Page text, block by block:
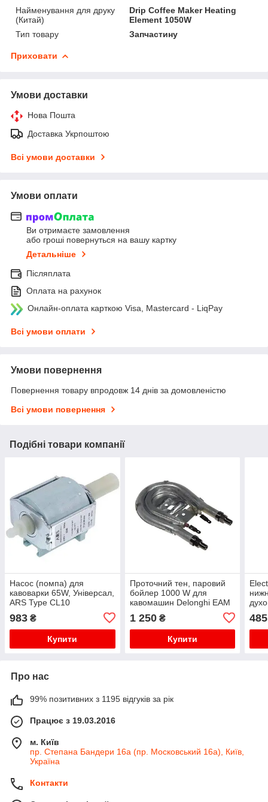
Найменування для друку
(Китай)
Drip Coffee Maker Heating
Element 1050W
Тип товару
Запчастину
Приховати
Умови доставки
Нова Пошта
Доставка Укрпоштою
Всі умови доставки
Умови оплати
Ви отримаєте замовлення
або гроші повернуться на вашу картку
Детальніше
Післяплата
Оплата на рахунок
Онлайн-оплата карткою Visa, Mastercard - LiqPay
Всі умови оплати
Умови повернення
Повернення товару впродовж 14 днів за домовленістю
Всі умови повернення
Подібні товари компанії
Насос (помпа) для
кавоварки 65W, Універсал,
ARS Type CL10
983 ₴
Купити
Проточний тен, паровий
бойлер 1000 W для
кавомашин Delonghi EAM
ESAM ECAM 5513227931
7332196700
1 250₴
Купити
485
Про нас
99% позитивних з 1195 відгуків за рік
Працює з 19.03.2016
м. Київ
пр. Степана Бандери 16а (пр. Московський 16а), Київ,
Україна
Контакти